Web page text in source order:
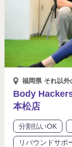
福岡県 それ以
Body
本松店
分割払いOK
リバウンドサポ